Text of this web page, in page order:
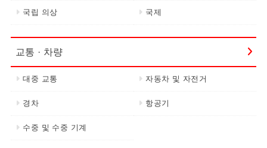
국립 의상 국제
교통 · 차량
대중 교통 자동차 및 자전거
경차 항공기
수중 및 수중 기계